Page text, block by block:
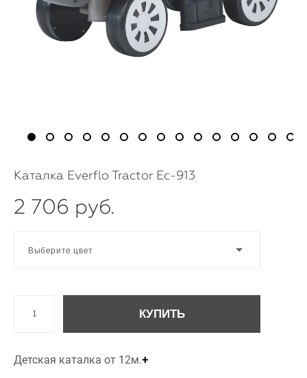
Каталка Everflo Tractor Ec-913
2 706 pуб.
Выберите цвет
КУПИТЬ
Детская каталка от 12м.+